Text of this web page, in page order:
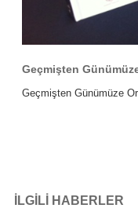
Geçmişten
Geçmişten Günümüze
İLGILI HABERLER